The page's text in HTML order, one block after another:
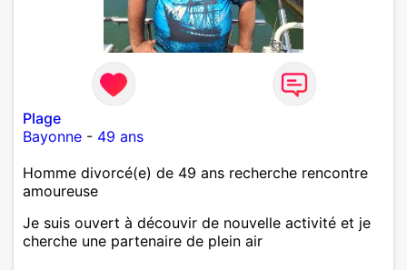
Plage
Bayonne - 49 ans
Homme divorcé(e) de 49 ans recherche rencontre
amoureuse
Je suis ouvert à découvir de nouvelle activité et je
cherche une partenaire de plein air